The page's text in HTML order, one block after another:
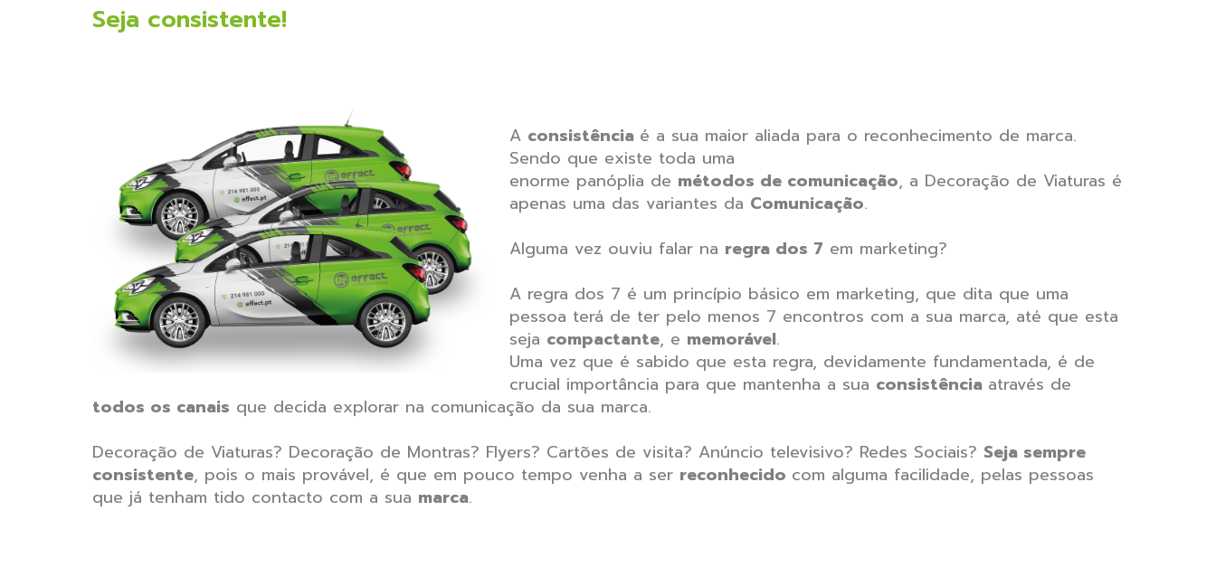
Seja consistente!
A consistência é a sua maior aliada para o reconhecimento de marca.
Sendo que existe toda uma
enorme panóplia de métodos de comunicação, a Decoração de Viaturas é
apenas uma das variantes da Comunicação.
Alguma vez ouviu falar na regra dos 7 em marketing?
A regra dos 7 é um princípio básico em marketing, que dita que uma
pessoa terá de ter pelo menos 7 encontros com a sua marca, até que esta
seja compactante, e memorável.
Uma vez que é sabido que esta regra, devidamente fundamentada, é de
crucial importância para que mantenha a sua consistência através de
todos os canais que decida explorar na comunicação da sua marca.
Decoração de Viaturas? Decoração de Montras? Flyers? Cartões de visita? Anúncio televisivo? Redes Sociais? Seja sempre
consistente, pois o mais provável, é que em pouco tempo venha a ser reconhecido com alguma facilidade, pelas pessoas
que já tenham tido contacto com a sua marca.